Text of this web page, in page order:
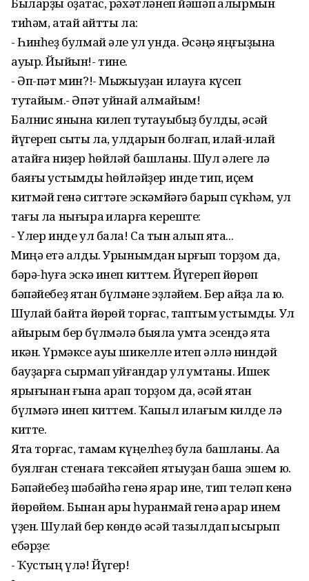
тиһәм, атай ҡайтты ла:
- Һинһеҙ булмай әле ул унда. Әсәңә яңғыҙына
ауыр. Йыйын!- тине.
- Әп-пәт мин?!- Мыжыуҙан илауға күсеп
туҡтайым.- Әпәт уйнай алмайым!
Балнис янына килеп туҡтауыбыҙ булды, әсәй
йүгереп сыҡты ла, ҡулдарын болғап, илай-илай
атайға ниҙер һөйләй башланы. Шул әлеге лә
баяғы ҡустымды һөйләйҙер инде тип, иҫем
китмәй генә ситтәге эскәмйәгә барып сүкһәм, ул
тағы ла нығыраҡ иларға кереште:
- Үлер инде ул бала! Саҡ тын алып ята...
Миңә етә ҡалды. Урынымдан ырғып торҙом да,
бәрә-һуға эскә инеп киттем. Йүгереп йөрөп
бәпәйебеҙ ятҡан бүлмәне эҙләйем. Бер ҡайҙа ла юҡ.
Шулай байтаҡ йөрөй торғас, таптым ҡустымды. Ул
айырым бер бүлмәлә быяла ҡумта эсендә ята
икән. Үрмәксе ауы шикелле итеп әллә ниндәй
бауҙарға сырмап ҡуйғандар ул ҡумтаны. Ишек
ярығынан ғына ҡарап торҙом да, әсәй ятҡан
бүлмәгә инеп киттем. Ҡапыл илағым килде лә
китте.
Ята торғас, тамам күңелһеҙ була башланы. Аҡҡа
буялған стенаға тексәйеп ятыуҙан башҡа эшем юҡ.
Бәпәйебеҙ шәбәйһә генә ярар ине, тип теләп кенә
йөрөйөм. Бынан ары һуҡранмай генә ҡарар инем
үҙен. Шулай бер көндө әсәй тазылдап ҡысҡырып
ебәрҙе:
- Ҡустың үлә! Йүгер!